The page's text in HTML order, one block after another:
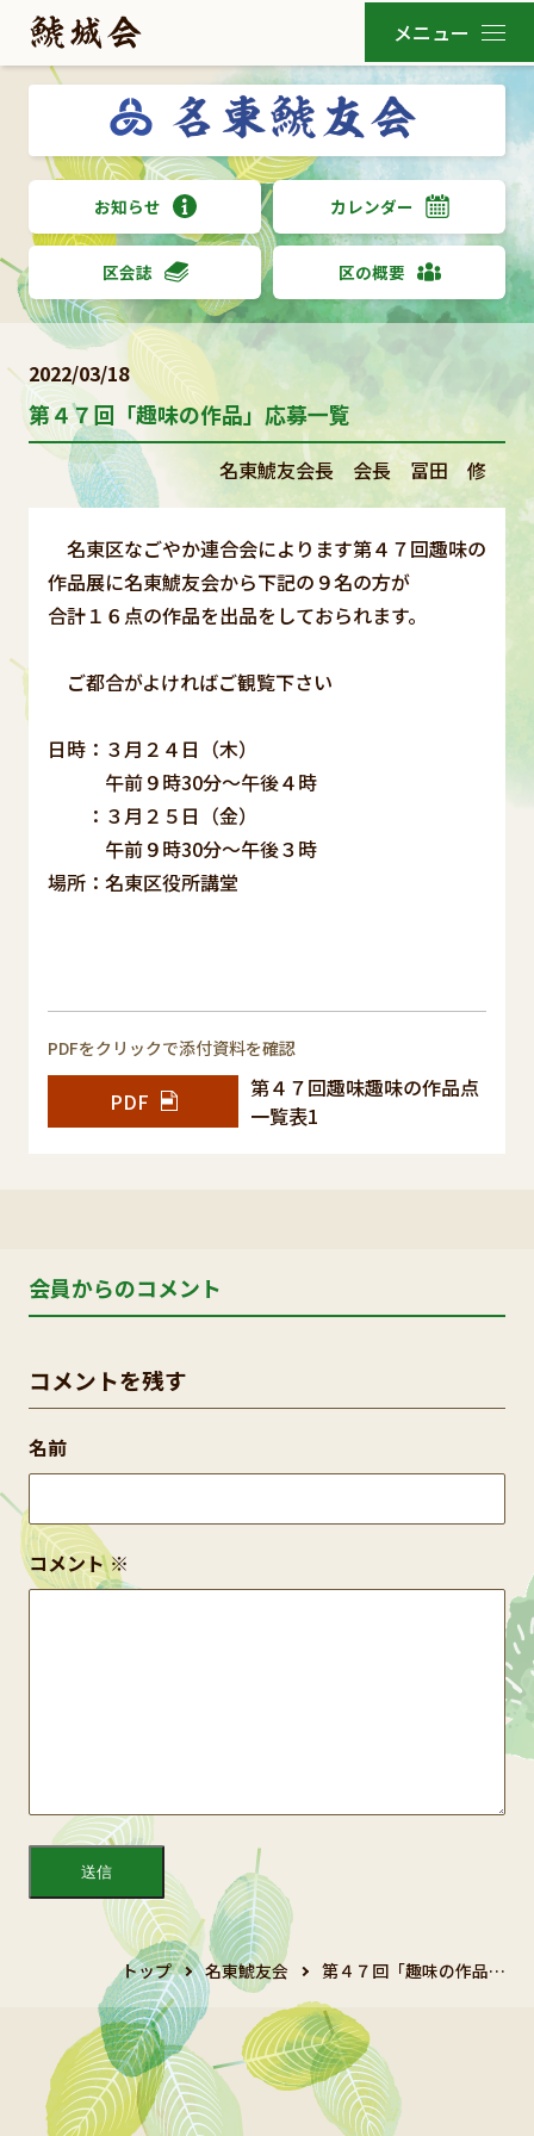
お知らせ カレンダー
区会誌 区の概要
2022/03/18
第４７回「趣味の作品」応募一覧
名東鯱友会長 会長 冨田 修
名東区なごやか連合会によります第４７回趣味の
作品展に名東鯱友会から下記の９名の方が
合計１６点の作品を出品をしておられます。
ご都合がよければご観覧下さい
日時：３月２４日（木）
午前９時30分～午後４時
：３月２５日（金）
午前９時30分～午後３時
場所：名東区役所講堂
PDFをクリックで添付資料を確認
PDF
第４７回趣味趣味の作品点
一覧表1
会員からのコメント
コメントを残す
コメント※
名前
トップ 名東鯱友会 第４７回「趣味の作品…